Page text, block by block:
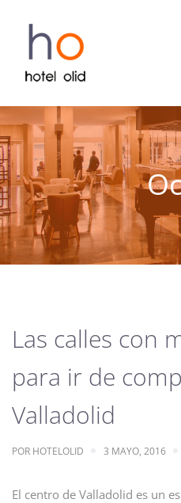
Las calles con
para ir de
Valladolid
POR HOTELOLID 3 MAYO, 2016
El centro de Valladolid es un